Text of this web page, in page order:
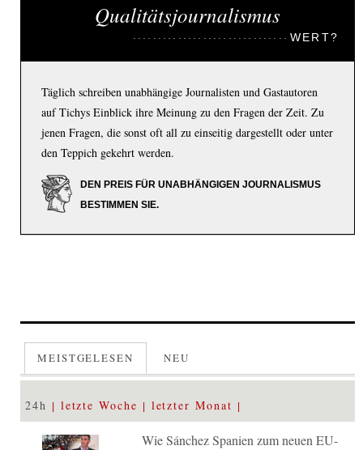
Qualitätsjournalismus
WERT?
Täglich schreiben unabhängige Journalisten und Gastautoren
auf Tichys Einblick ihre Meinung zu den Fragen der Zeit. Zu
jenen Fragen, die sonst oft all zu einseitig dargestellt oder unter
den Teppich gekehrt werden.
DEN PREIS FÜR UNABHÄNGIGEN JOURNALISMUS
BESTIMMEN SIE.
MEISTGELESEN NEU
24h letzte Woche letzter Monat
Wie Sánchez Spanien zum neuen EU-